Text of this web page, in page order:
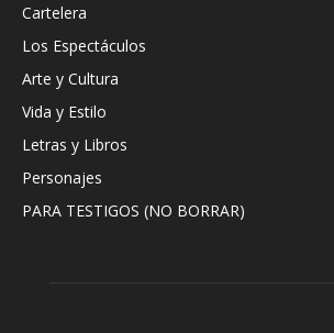
Cartelera
Los Espectáculos
Arte y Cultura
Vida y Estilo
Letras y Libros
Personajes
PARA TESTIGOS (NO BORRAR)